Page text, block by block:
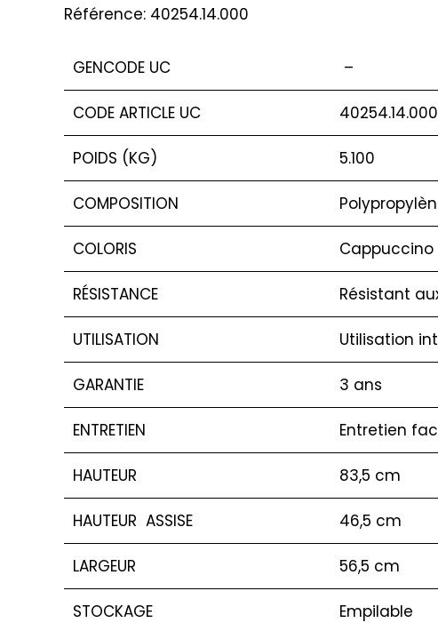
Référence: 40254.14.000
GENCODE UC –
CODE ARTICLE UC 40254.14.000
POIDS (KG) 5.100
COMPOSITION
COLORIS Cappuccino
RÉSISTANCE Résistant
UTILISATION Utilisation
GARANTIE 3 ans
ENTRETIEN Entretien
HAUTEUR 83,5 cm
HAUTEUR ASSISE 46,5 cm
LARGEUR 56,5 cm
STOCKAGE Empilable